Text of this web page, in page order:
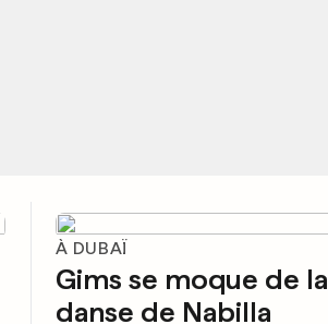
À DUBAÏ
Gims se moque de la
danse de Nabilla